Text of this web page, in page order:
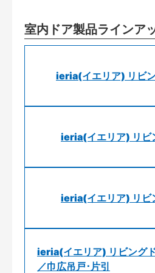
室内ドア製品ラインア
ieria(イエリア) リビ
ieria(イエリア) リビ
ieria(イエリア) リビ
ieria(イエリア) リビング
／巾広吊戸･片引